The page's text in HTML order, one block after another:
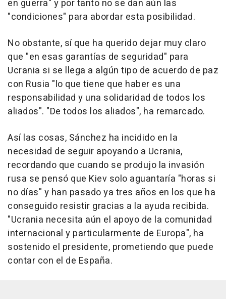
en guerra" y por tanto no se dan aún las
"condiciones" para abordar esta posibilidad.
No obstante, sí que ha querido dejar muy claro
que "en esas garantías de seguridad" para
Ucrania si se llega a algún tipo de acuerdo de paz
con Rusia "lo que tiene que haber es una
responsabilidad y una solidaridad de todos los
aliados". "De todos los aliados", ha remarcado.
Así las cosas, Sánchez ha incidido en la
necesidad de seguir apoyando a Ucrania,
recordando que cuando se produjo la invasión
rusa se pensó que Kiev solo aguantaría "horas si
no días" y han pasado ya tres años en los que ha
conseguido resistir gracias a la ayuda recibida.
"Ucrania necesita aún el apoyo de la comunidad
internacional y particularmente de Europa", ha
sostenido el presidente, prometiendo que puede
contar con el de España.